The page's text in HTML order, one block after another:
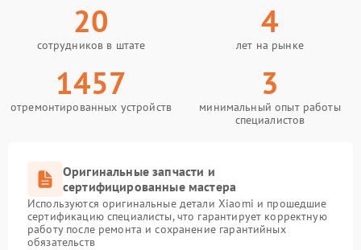
20
сотрудников в штате
4
лет на рынке
1457
отремонтированных устройств
3
минимальный опыт работы
специалистов
Оригинальные запчасти и
сертифицированные мастера
Используются оригинальные детали Xiaomi и прошедшие
сертификацию специалисты, что гарантирует корректную
работу после ремонта и сохранение гарантийных
обязательств